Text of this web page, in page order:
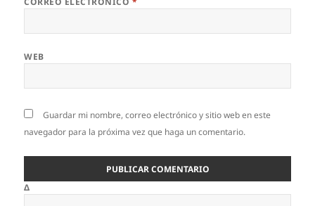
WEB
Guardar mi nombre, correo electrónico y sitio web en este
navegador para la próxima vez que haga un comentario.
Δ